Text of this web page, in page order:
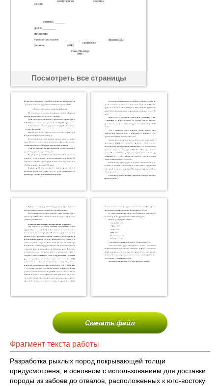
Посмотреть все страницы
Скачать файл
Фрагмент текста работы
Разработка рыхлых пород покрывающей толщи
предусмотрена, в основном с использованием для доставки
породы из забоев до отвалов, расположенных к юго-востоку